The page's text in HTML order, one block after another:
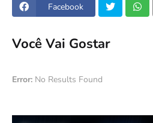
Facebook
Você Vai Gostar
Error: No Results Found